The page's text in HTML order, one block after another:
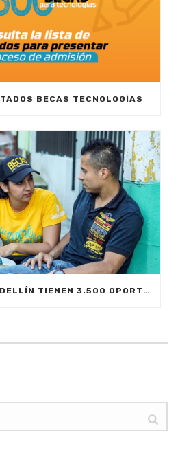
BECAS TECNOLOGÍAS
LOS JÓVENES DE MEDELLÍN TIENEN 3.500 OPORTUNIDADES MÁS PARA ESTUDIAR TECNOLOGÍAS